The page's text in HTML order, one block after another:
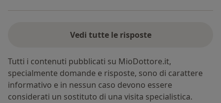
Vedi tutte le risposte
Tutti i contenuti pubblicati su MioDottore.it,
specialmente domande e risposte, sono di carattere
informativo e in nessun caso devono essere
considerati un sostituto di una visita specialistica.